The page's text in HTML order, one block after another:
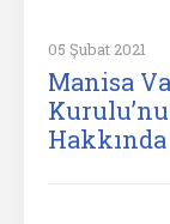
05 Şubat 2021
Manisa
Hakkında